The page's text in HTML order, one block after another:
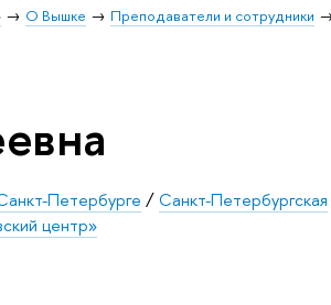
О Вышке Преподаватели и сотрудники
Петербурге /Санкт-Петербургская
центр»